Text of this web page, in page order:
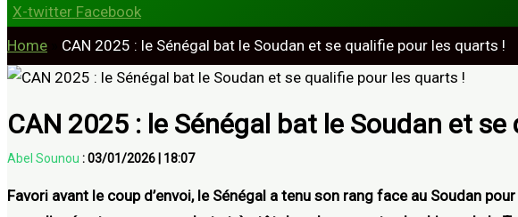
X-twitter Facebook
Home
CAN 2025 : le Sénégal bat le Soudan et se qualifie pour les quarts !
CAN 2025 : le Sénégal bat le Soudan et
Abel Sounou :03/01/2026 18:07
Favori avant le coup d’envoi, le Sénégal a tenu son rang face au Soudan